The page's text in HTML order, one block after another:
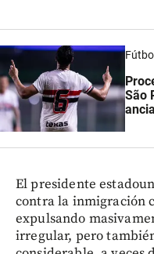
São
El presidente
contra la inmigración
expulsando
irregular, pero